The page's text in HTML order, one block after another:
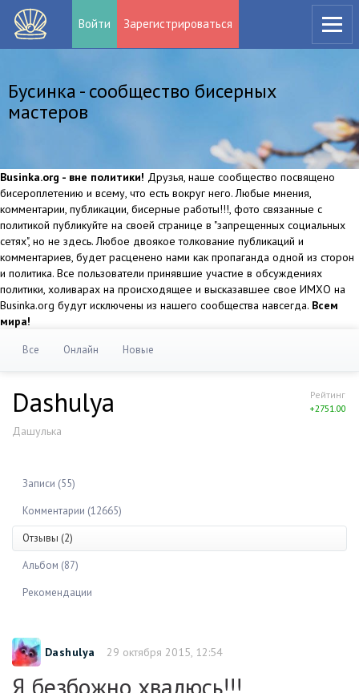
Войти Зарегистрироваться
Бусинка - сообщество бисерных
мастеров
Businka.org - вне политики! Друзья, наше сообщество посвящено
бисероплетению и всему, что есть вокруг него. Любые мнения,
комментарии, публикации, бисерные работы!!!, фото связанные с
политикой публикуйте на своей странице в "запрещенных социальных
сетях", но не здесь. Любое двоякое толкование публикаций и
комментариев, будет расценено нами как пропаганда одной из сторон
и политика. Все пользователи принявшие участие в обсуждениях
политики, холиварах на происходящее и высказавшее свое ИМХО на
Businka.org будут исключены из нашего сообщества навсегда. Всем
мира!
Все Онлайн Новые
Рейтинг
+2751.00
Dashulya
Дашулька
Записи (55)
Комментарии (12665)
Отзывы (2)
Альбом (87)
Рекомендации
Dashulya 29 октября 2015, 12:54
Я безбожно хвалюсь!!!